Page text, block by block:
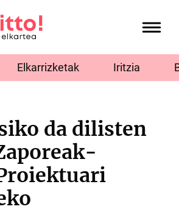
Elkarrizketak Iritzia
da dilisten